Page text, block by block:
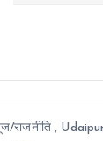
राजनीति,